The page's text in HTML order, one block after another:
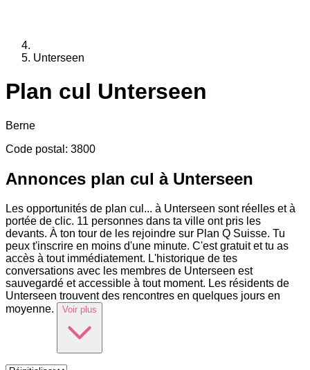
Unterseen
Plan cul Unterseen
Berne
Code postal : 3800
Annonces plan cul à Unterseen
Les opportunités de plan cul ... à Unterseen sont réelles et à
portée de clic. 11 personnes dans ta ville ont pris les
devants. À ton tour de les rejoindre sur Plan Q Suisse. Tu
peux t'inscrire en moins d'une minute. C'est gratuit et tu as
accès à tout immédiatement. L'historique de tes
conversations avec les membres de Unterseen est
sauvegardé et accessible à tout moment. Les résidents de
Unterseen trouvent des rencontres en quelques jours en
moyenne.
Voir plus